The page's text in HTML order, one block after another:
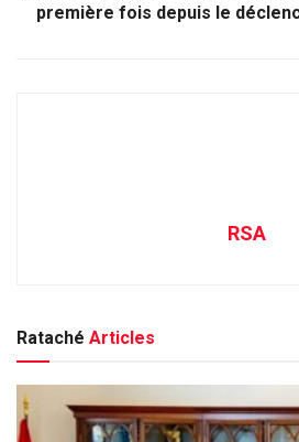
première fois depuis le
RSA
Rataché Articles